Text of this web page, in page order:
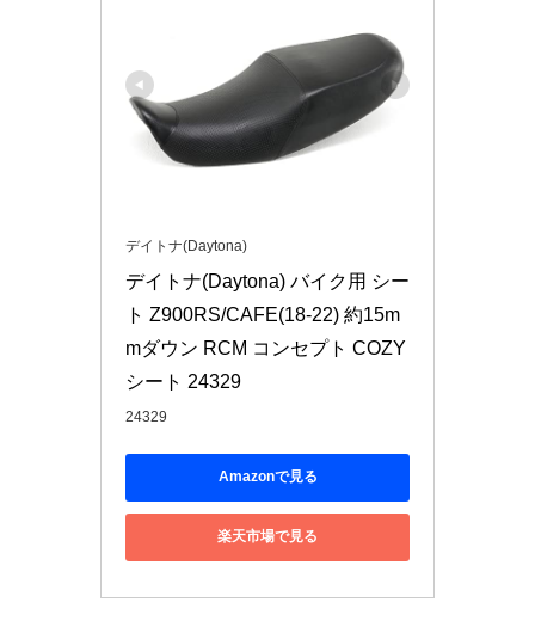
デイトナ(Daytona)
デイトナ(Daytona) バイク用 シー
ト Z900RS/CAFE(18-22) 約15m
mダウン RCM コンセプト COZY
シート 24329
24329
Amazonで見る
楽天市場で見る